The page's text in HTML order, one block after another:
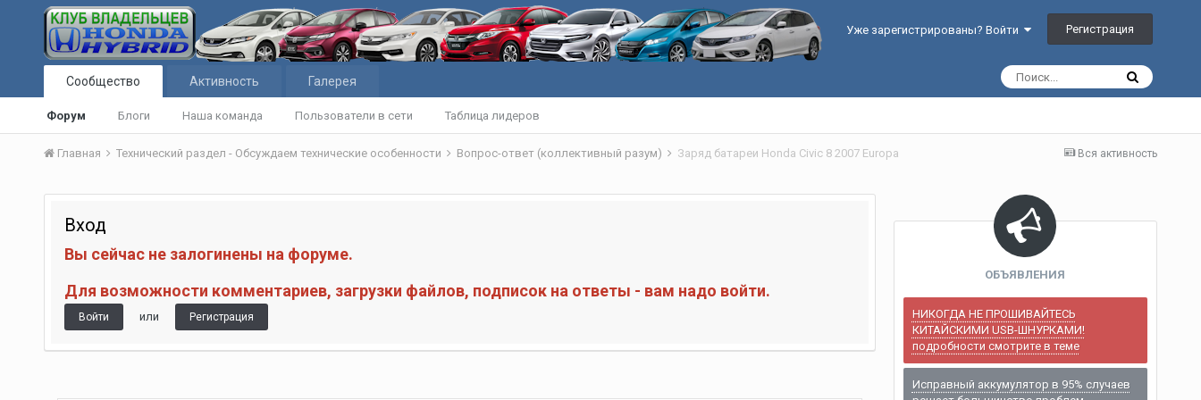
Уже зарегистрированы? Войти Регистрация
Сообщество
Форум Блоги Наша команда Пользователи в сети Таблица лидеров
Активность Галерея
Вся активность
Главная Технический раздел - Обсуждаем технические особенности Вопрос-ответ (коллективный разум) Заряд батареи Honda Civic 8 2007 Europa
Вход
Вы сейчас не залогинены на форуме.
Для возможности комментариев, загрузки файлов, подписок на ответы - вам надо войти.
Войти или Регистрация
ОБЪЯВЛЕНИЯ
НИКОГДА НЕ ПРОШИВАЙТЕСЬ
КИТАЙСКИМИ USB-ШНУРКАМИ!
подробности смотрите в теме
Исправный аккумулятор в 95% случаев